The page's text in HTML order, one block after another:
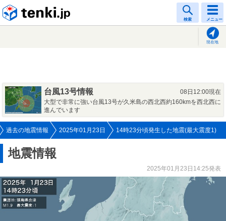
検索 メニュー
現在地
台風13号情報
08日12:00現在
大型で非常に強い台風13号が久米島の西北西約160kmを西北西に
進んでいます
過去の地震情報 2025年01月23日 14時23分頃発生した地震(最大震度1)
地震情報
2025年01月23日14:25発表